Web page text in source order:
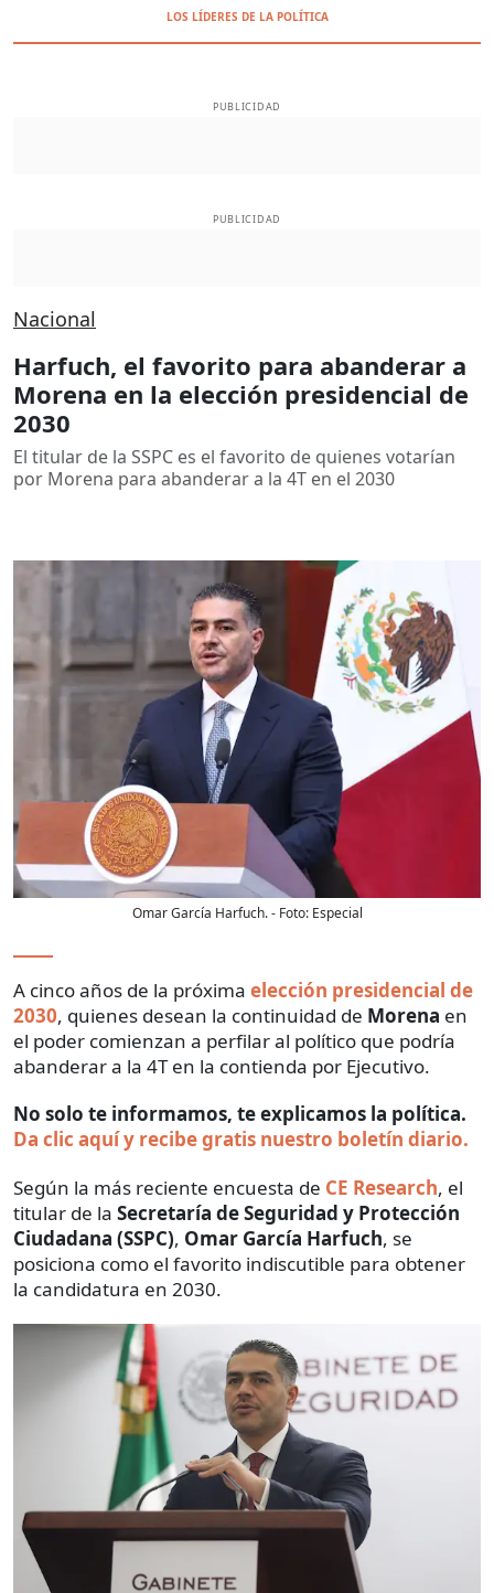
LOS LÍDERES DE LA POLÍTICA
PUBLICIDAD
PUBLICIDAD
Nacional
Harfuch, el favorito para abanderar a
Morena en la elección presidencial de
2030
El titular de la SSPC es el favorito de quienes votarían
por Morena para abanderar a la 4T en el 2030
Omar García Harfuch.- Foto: Especial
A cinco años de la próxima elección presidencial de
2030, quienes desean la continuidad de Morena en
el poder comienzan a perfilar al político que podría
abanderar a la 4T en la contienda por Ejecutivo.
No solo te informamos, te explicamos la política.
Da clic aquí y recibe gratis nuestro boletín diario.
Según la más reciente encuesta de CE Research, el
titular de la Secretaría de Seguridad y Protección
Ciudadana (SSPC), Omar García Harfuch, se
posiciona como el favorito indiscutible para obtener
la candidatura en 2030.